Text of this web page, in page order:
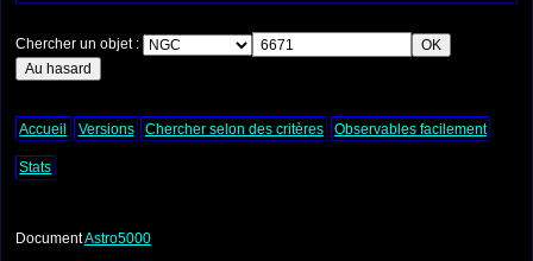
Chercher un objet :
Accueil Versions Chercher selon des critères Observables facilement
Stats
DocumentAstro5000